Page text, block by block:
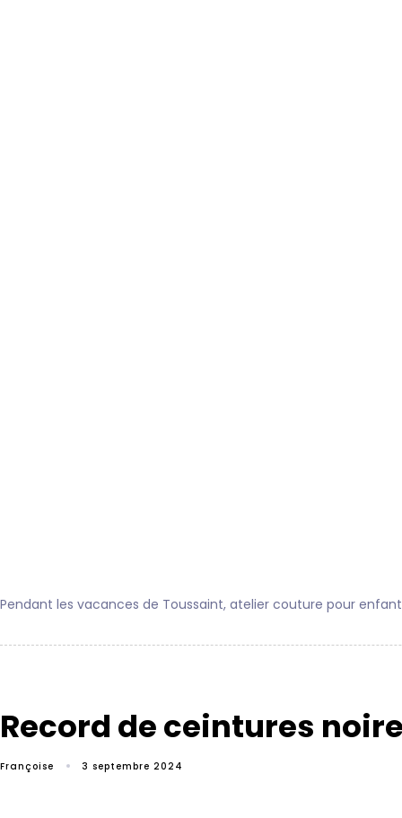
Pendant les vacances de Toussaint, atelier couture pour
Record de ceintures
Françoise 3 septembre 2024